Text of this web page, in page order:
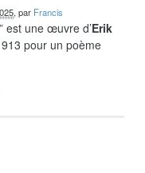
, par Francis
” est une œuvre d’Erik
pour un poème